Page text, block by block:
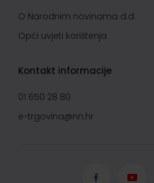
O Narodnim novinama d.d.
Opći uvjeti korištenja
Kontakt informacije
01 650 28 80
e-trgovina@nn.hr